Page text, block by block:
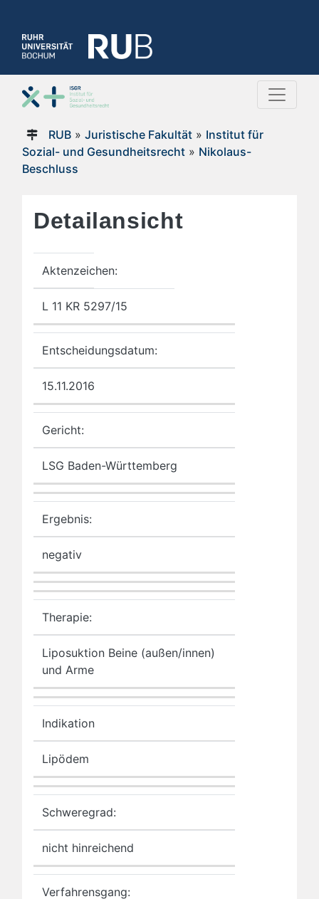
RUB» Juristische Fakultät» Institut für
Sozial- und Gesundheitsrecht » Nikolaus-
Beschluss
Detailansicht
Aktenzeichen:
L 11 KR 5297/15
Entscheidungsdatum:
15.11.2016
Gericht:
LSG Baden-Württemberg
Ergebnis:
negativ
Therapie:
Liposuktion Beine (außen/innen)
und Arme
Indikation
Lipödem
Schweregrad:
nicht hinreichend
Verfahrensgang: